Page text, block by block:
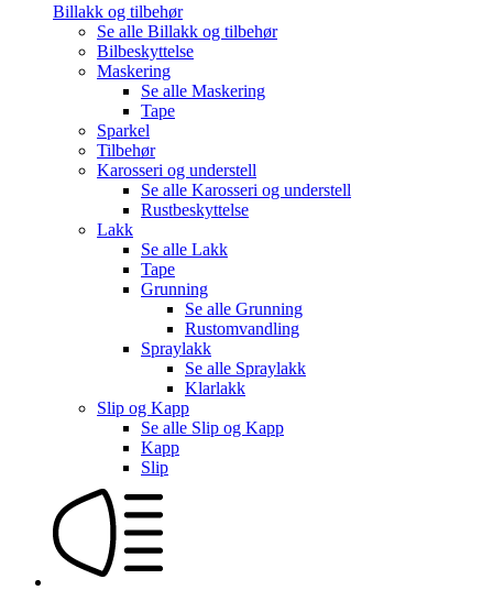
Billakk og tilbehør
Se alle Billakk og tilbehør
Bilbeskyttelse
Maskering
Se alle Maskering
Tape
Sparkel
Tilbehør
Karosseri og understell
Se alle Karosseri og understell
Rustbeskyttelse
Lakk
Se alle Lakk
Tape
Grunning
Se alle Grunning
Rustomvandling
Spraylakk
Se alle Spraylakk
Klarlakk
Slip og Kapp
Se alle Slip og Kapp
Kapp
Slip